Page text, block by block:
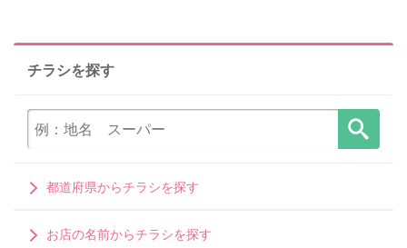
チラシを探す
都道府県からチラシを探す
お店の名前からチラシを探す